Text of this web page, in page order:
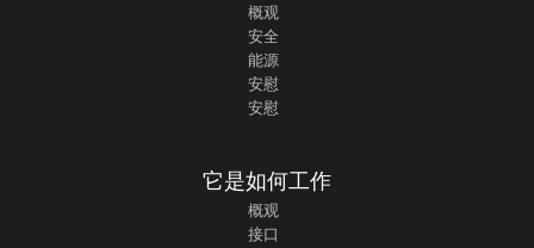
概观
安全
能源
安慰
安慰
它是如何工作
概观
接口